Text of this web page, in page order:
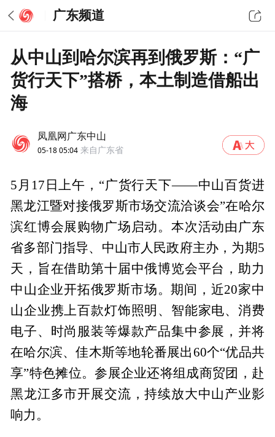
广东频道
从中山到哈尔滨再到俄罗斯：“广
货行天下”搭桥，本土制造借船出
海
凤凰网广东中山
05-18 05:04 来自广东省
5月17日上午，“广货行天下——中山百货进
黑龙江暨对接俄罗斯市场交流洽谈会”在哈尔
滨红博会展购物广场启动。本次活动由广东
省多部门指导、中山市人民政府主办，为期5
天，旨在借助第十届中俄博览会平台，助力
中山企业开拓俄罗斯市场。期间，近20家中
山企业携上百款灯饰照明、智能家电、消费
电子、时尚服装等爆款产品集中参展，并将
在哈尔滨、佳木斯等地轮番展出60个“优品共
享”特色摊位。参展企业还将组成商贸团，赴
黑龙江多市开展交流，持续放大中山产业影
响力。